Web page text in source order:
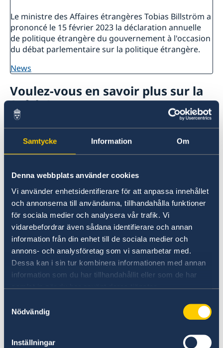
Samtycke Information Om
Denna webbplats använder cookies
Vi använder enhetsidentifierare för att anpassa innehållet
och annonserna till användarna, tillhandahålla funktioner
för sociala medier och analysera vår trafik. Vi
vidarebefordrar även sådana identifierare och annan
information från din enhet till de sociala medier och
annons- och analysföretag som vi samarbetar med.
Dessa kan i sin tur kombinera informationen med annan
information som du har tillhandahållit eller som de har
samlat in när du har använt deras tjänster.
Nödvändig
Inställningar
Le ministre des Affaires étrangères Tobias Billström a
prononcé le 15 février 2023 la déclaration annuelle
de politique étrangère du gouvernement à l'occasion
du débat parlementaire sur la politique étrangère.
news
Voulez-vous en savoir plus sur la
Suède?
Soupçon d’irrégularités
Si vous avez des plaintes ou soupçonnez des
crimes ou des irrégularités liés aux activités du
ministère des Affaires étrangères, vous pouvez
des Affaires étrangères (en anglais)
Signalez un soupçon de crime ou d’autres